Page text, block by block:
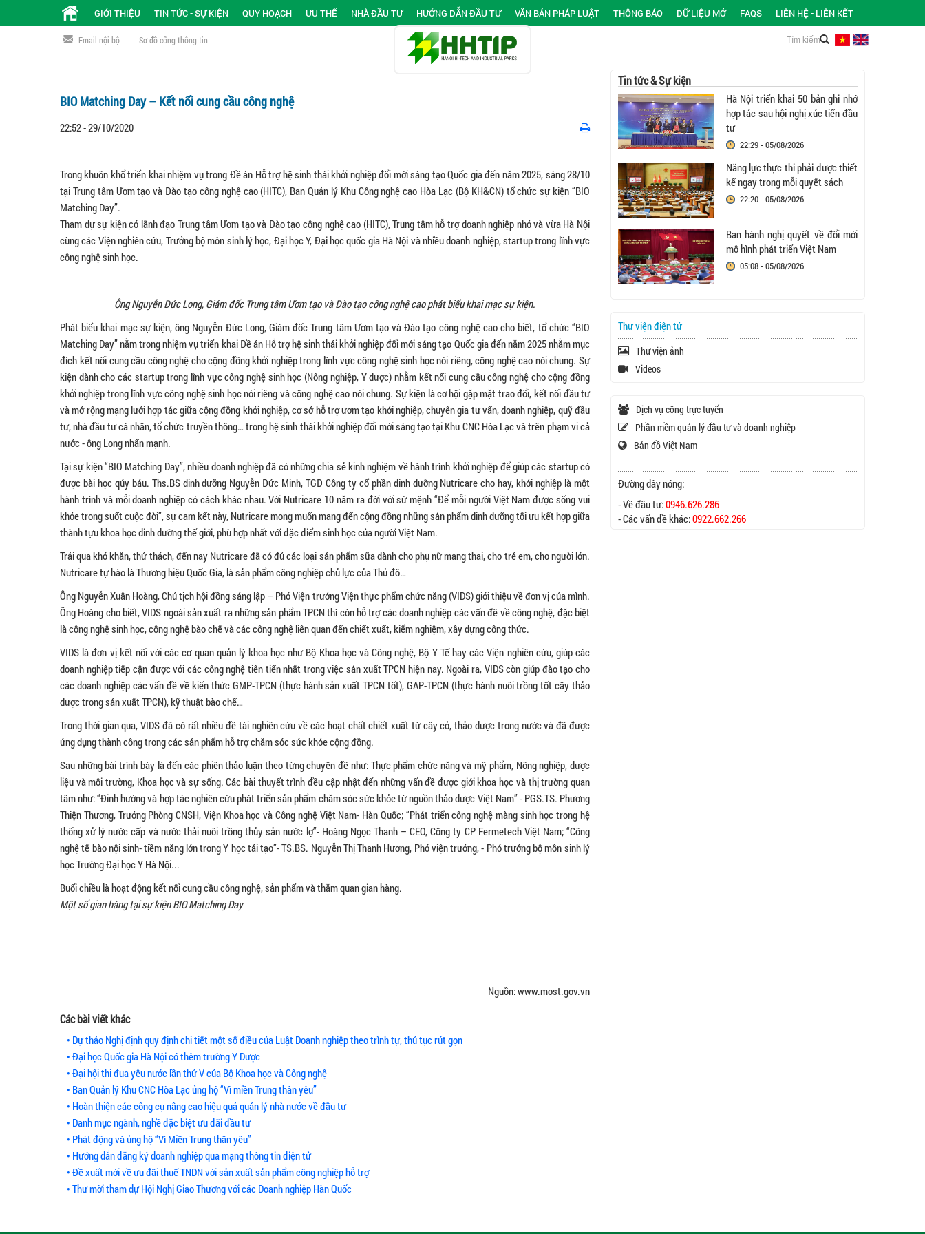
GIỚI THIỆU TIN TỨC - SỰ KIỆN QUY HOẠCH ƯU THẾ NHÀ ĐẦU TƯ HƯỚNG DẪN ĐẦU TƯ VĂN BẢN PHÁP LUẬT THÔNG BÁO DỮ LIỆU MỞ FAQS LIÊN HỆ - LIÊN KẾT
Email nội bộ Sơ đồ cổng thông tin
BIO Matching Day – Kết nối cung cầu công nghệ
22:52 - 29/10/2020
Trong khuôn khổ triển khai nhiệm vụ trong Đề án Hỗ trợ hệ sinh thái khởi nghiệp đổi mới sáng tạo Quốc gia đến năm 2025, sáng 28/10
tại Trung tâm Ươm tạo và Đào tạo công nghệ cao (HITC), Ban Quản lý Khu Công nghệ cao Hòa Lạc (Bộ KH&CN) tổ chức sự kiện “BIO
Matching Day”.
Tham dự sự kiện có lãnh đạo Trung tâm Ươm tạo và Đào tạo công nghệ cao (HITC), Trung tâm hỗ trợ doanh nghiệp nhỏ và vừa Hà Nội
cùng các Viện nghiên cứu, Trưởng bộ môn sinh lý học, Đại học Y, Đại học quốc gia Hà Nội và nhiều doanh nghiệp, startup trong lĩnh vực
công nghệ sinh học.
Ông Nguyễn Đức Long, Giám đốc Trung tâm Ươm tạo và Đào tạo công nghệ cao phát biểu khai mạc sự kiện.
Phát biểu khai mạc sự kiện, ông Nguyễn Đức Long, Giám đốc Trung tâm Ươm tạo và Đào tạo công nghệ cao cho biết, tổ chức “BIO
Matching Day” nằm trong nhiệm vụ triển khai Đề án Hỗ trợ hệ sinh thái khởi nghiệp đổi mới sáng tạo Quốc gia đến năm 2025 nhằm mục
đích kết nối cung cầu công nghệ cho cộng đồng khởi nghiệp trong lĩnh vực công nghệ sinh học nói riêng, công nghệ cao nói chung. Sự
kiện dành cho các startup trong lĩnh vực công nghệ sinh học (Nông nghiệp, Y dược) nhằm kết nối cung cầu công nghệ cho cộng đồng
khởi nghiệp trong lĩnh vực công nghệ sinh học nói riêng và công nghệ cao nói chung. Sự kiện là cơ hội gặp mặt trao đổi, kết nối đầu tư
và mở rộng mạng lưới hợp tác giữa cộng đồng khởi nghiệp, cơ sở hỗ trợ ươm tạo khởi nghiệp, chuyên gia tư vấn, doanh nghiệp, quỹ đầu
tư, nhà đầu tư cá nhân, tổ chức truyền thông… trong hệ sinh thái khởi nghiệp đổi mới sáng tạo tại Khu CNC Hòa Lạc và trên phạm vi cả
nước - ông Long nhấn mạnh.
Tại sự kiện “BIO Matching Day”, nhiều doanh nghiệp đã có những chia sẻ kinh nghiệm về hành trình khởi nghiệp để giúp các startup có
được bài học qúy báu. Ths.BS dinh dưỡng Nguyễn Đức Minh, TGĐ Công ty cổ phần dinh dưỡng Nutricare cho hay, khởi nghiệp là một
hành trình và mỗi doanh nghiệp có cách khác nhau. Với Nutricare 10 năm ra đời với sứ mệnh “Để mỗi người Việt Nam được sống vui
khỏe trong suốt cuộc đời”, sự cam kết này, Nutricare mong muốn mang đến cộng đồng những sản phẩm dinh dưỡng tối ưu kết hợp giữa
thành tựu khoa học dinh dưỡng thế giới, phù hợp nhất với đặc điểm sinh học của người Việt Nam.
Trải qua khó khăn, thử thách, đến nay Nutricare đã có đủ các loại sản phẩm sữa dành cho phụ nữ mang thai, cho trẻ em, cho người lớn.
Nutricare tự hào là Thương hiệu Quốc Gia, là sản phẩm công nghiệp chủ lực của Thủ đô…
Ông Nguyễn Xuân Hoàng, Chủ tịch hội đồng sáng lập – Phó Viện trưởng Viện thực phẩm chức năng (VIDS) giới thiệu về đơn vị của mình.
Ông Hoàng cho biết, VIDS ngoài sản xuất ra những sản phẩm TPCN thì còn hỗ trợ các doanh nghiệp các vấn đề về công nghệ, đặc biệt
là công nghệ sinh học, công nghệ bào chế và các công nghệ liên quan đến chiết xuất, kiểm nghiệm, xây dựng công thức.
VIDS là đơn vị kết nối với các cơ quan quản lý khoa học như Bộ Khoa học và Công nghệ, Bộ Y Tế hay các Viện nghiên cứu, giúp các
doanh nghiệp tiếp cận được với các công nghệ tiên tiến nhất trong việc sản xuất TPCN hiện nay. Ngoài ra, VIDS còn giúp đào tạo cho
các doanh nghiệp các vấn đề về kiến thức GMP-TPCN (thực hành sản xuất TPCN tốt), GAP-TPCN (thực hành nuôi trồng tốt cây thảo
dược trong sản xuất TPCN), kỹ thuật bào chế…
Trong thời gian qua, VIDS đã có rất nhiều đề tài nghiên cứu về các hoạt chất chiết xuất từ cây cỏ, thảo dược trong nước và đã được
ứng dụng thành công trong các sản phẩm hỗ trợ chăm sóc sức khỏe cộng đồng.
Sau những bài trình bày là đến các phiên thảo luận theo từng chuyên đề như: Thực phẩm chức năng và mỹ phẩm, Nông nghiệp, dược
liệu và môi trường, Khoa học và sự sống. Các bài thuyết trình đều cập nhật đến những vấn đề được giới khoa học và thị trường quan
tâm như: “Đinh hướng và hợp tác nghiên cứu phát triển sản phẩm chăm sóc sức khỏe từ nguồn thảo dược Việt Nam” - PGS.TS. Phương
Thiện Thương, Trưởng Phòng CNSH, Viện Khoa học và Công nghệ Việt Nam- Hàn Quốc; “Phát triển công nghệ màng sinh học trong hệ
thống xử lý nước cấp và nước thải nuôi trồng thủy sản nước lợ”- Hoàng Ngọc Thanh – CEO, Công ty CP Fermetech Việt Nam; “Công
nghệ tế bào nội sinh- tiềm năng lớn trong Y học tái tạo”- TS.BS. Nguyễn Thị Thanh Hương, Phó viện trưởng, - Phó trưởng bộ môn sinh lý
học Trường Đại học Y Hà Nội...
Buổi chiều là hoạt động kết nối cung cầu công nghệ, sản phẩm và thăm quan gian hàng.
Một số gian hàng tại sự kiện BIO Matching Day
Nguồn: www.most.gov.vn
Các bài viết khác
• Dự thảo Nghị định quy định chi tiết một số điều của Luật Doanh nghiệp theo trình tự, thủ tục rút gọn
• Đại học Quốc gia Hà Nội có thêm trường Y Dược
• Đại hội thi đua yêu nước lần thứ V của Bộ Khoa học và Công nghệ
• Ban Quản lý Khu CNC Hòa Lạc ủng hộ “Vì miền Trung thân yêu”
• Hoàn thiện các công cụ nâng cao hiệu quả quản lý nhà nước về đầu tư
• Danh mục ngành, nghề đặc biệt ưu đãi đầu tư
• Phát động và ủng hộ “Vì Miền Trung thân yêu”
• Hướng dẫn đăng ký doanh nghiệp qua mạng thông tin điện tử
• Đề xuất mới về ưu đãi thuế TNDN với sản xuất sản phẩm công nghiệp hỗ trợ
• Thư mời tham dự Hội Nghị Giao Thương với các Doanh nghiệp Hàn Quốc
Tin tức & Sự kiện
Hà Nội triển khai 50 bản ghi nhớ
hợp tác sau hội nghị xúc tiến đầu
tư
22:29 - 05/08/2026
Năng lực thực thi phải được thiết
kế ngay trong mỗi quyết sách
22:20 - 05/08/2026
Ban hành nghị quyết về đổi mới
mô hình phát triển Việt Nam
05:08 - 05/08/2026
Thư viện điện tử
Thư viện ảnh
Videos
Dịch vụ công trực tuyến
Phần mềm quản lý đầu tư và doanh nghiệp
Bản đồ Việt Nam
Đường dây nóng:
- Về đầu tư:0946.626.286
- Các vấn đề khác:0922.662.266